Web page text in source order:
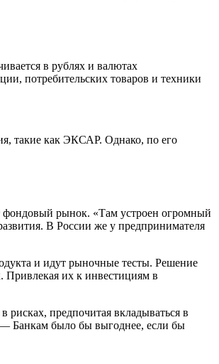
в рублях и валютах
потребительских товаров и техники
такие как ЭКСАР. Однако, по его
фондовый рынок. «Там устроен огромный
В России же у предпринимателя
и идут рыночные тесты. Решение
Привлекая их к инвестициям в
рисках, предпочитая вкладываться в
Банкам было бы выгоднее, если бы